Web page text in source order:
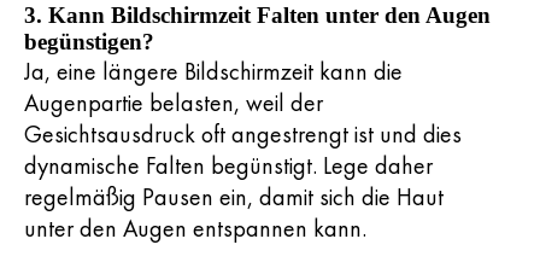
3. Kann Bildschirmzeit Falten unter den Augen
begünstigen?
Ja, eine längere Bildschirmzeit kann die
Augenpartie belasten, weil der
Gesichtsausdruck oft angestrengt ist und dies
dynamische Falten begünstigt. Lege daher
regelmäßig Pausen ein, damit sich die Haut
unter den Augen entspannen kann.